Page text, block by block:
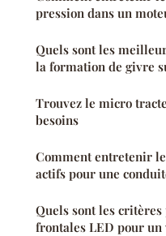
pression dans un
Quels sont les
la formation de givre
Trouvez le micro
besoins
Comment entretenir
actifs pour une
Quels sont les
frontales LED pour